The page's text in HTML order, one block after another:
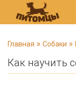
В
ы
з
Главная » Собаки »
Как научить